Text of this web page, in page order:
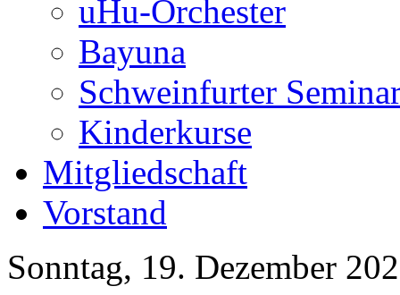
uHu-Orchester
Bayuna
Schweinfurter
Kinderkurse
Mitgliedschaft
Vorstand
Sonntag, 19. Dezember